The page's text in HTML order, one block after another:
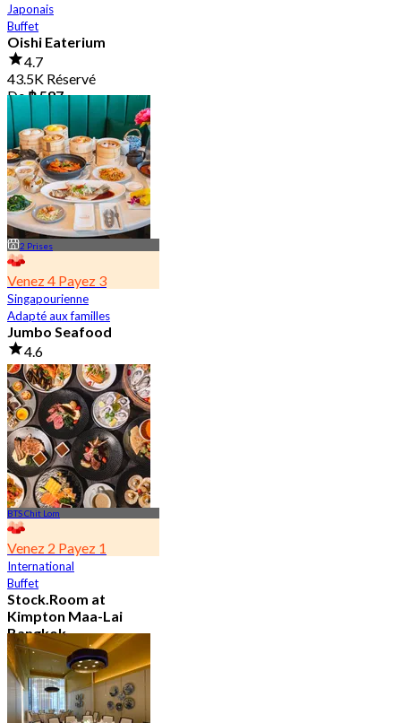
Japonais
Buffet
Oishi Eaterium
4.7
43.5K Réservé
De฿ 587
2 Prises
Venez 4 Payez 3
Singapourienne
Adapté aux familles
Jumbo Seafood
4.6
23.5K Réservé
De฿ 525
BTS Chit Lom
Venez 2 Payez 1
International
Buffet
Stock.Room at
Kimpton Maa-Lai
Bangkok
4.6
25.4K Réservé
De฿ 442.5